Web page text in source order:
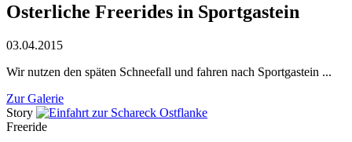
Osterliche Freerides in Sportgastein
03.04.2015
Wir nutzen den späten Schneefall und fahren nach Sportgastein ...
Zur Galerie
Story
Freeride